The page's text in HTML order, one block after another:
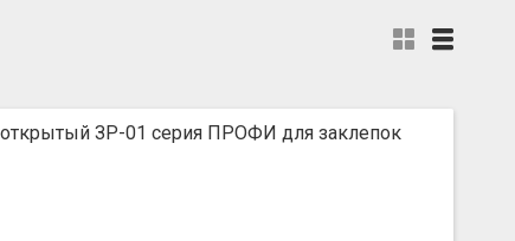
открытый ЗР-01 серия ПРОФИ для заклепок